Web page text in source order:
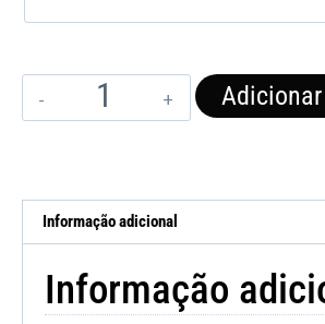
Adicionar
Informação adicional
Informação